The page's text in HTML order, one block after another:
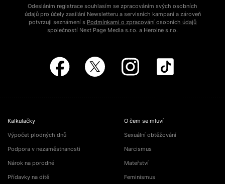
Odesláním registrace souhlasím se zpracováním svých osobních
údajů pro účely zasílání Newsletteru a servisních kampaní a zároveň
potvrzuji seznámení s Podmínkami o zpracování osobních údajů
společností Next Page Media s.r.o. a Heroine s.r.o.
Kalkulačky
Výpočet plodných dnů
Podpora v nezaměstnanosti
Nárok na porodné
Přídavky na dítě
O čem se mluví
Sexuální obtěžování
Narcismus
Mateřství
Feminismus